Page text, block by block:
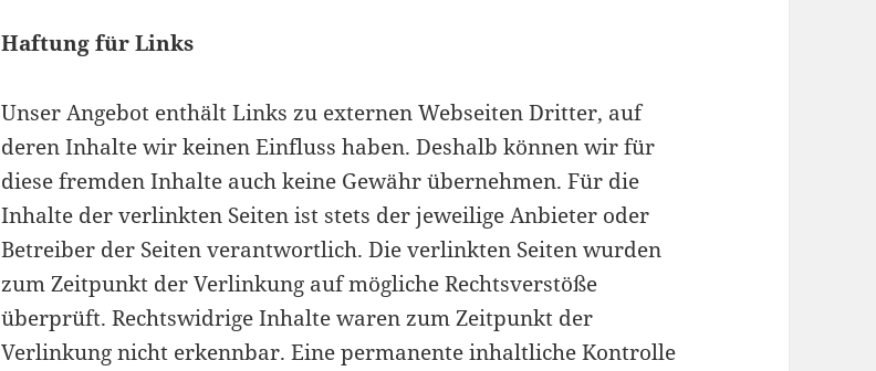
Haftung für Links
Unser Angebot enthält Links zu externen Webseiten Dritter, auf
deren Inhalte wir keinen Einfluss haben. Deshalb können wir für
diese fremden Inhalte auch keine Gewähr übernehmen. Für die
Inhalte der verlinkten Seiten ist stets der jeweilige Anbieter oder
Betreiber der Seiten verantwortlich. Die verlinkten Seiten wurden
zum Zeitpunkt der Verlinkung auf mögliche Rechtsverstöße
überprüft. Rechtswidrige Inhalte waren zum Zeitpunkt der
Verlinkung nicht erkennbar. Eine permanente inhaltliche Kontrolle